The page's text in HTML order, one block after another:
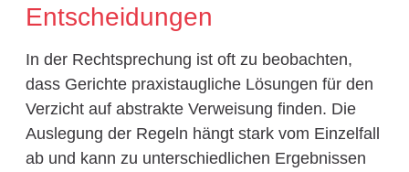
Entscheidungen
In der Rechtsprechung ist oft zu beobachten,
dass Gerichte praxistaugliche Lösungen für den
Verzicht auf abstrakte Verweisung finden. Die
Auslegung der Regeln hängt stark vom Einzelfall
ab und kann zu unterschiedlichen Ergebnissen